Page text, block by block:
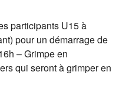
participants U15 à
pour un démarrage de
– Grimpe en
qui seront à grimper en